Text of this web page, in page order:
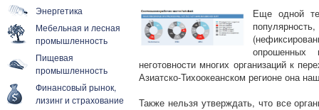
Энергетика
Мебельная и лесная
промышленность
Пищевая
промышленность
Финансовый рынок,
лизинг и страхование
Еще одной
неготовности многих организаций к
Азиатско-Тихоокеанском регионе она
Также нельзя утверждать, что все